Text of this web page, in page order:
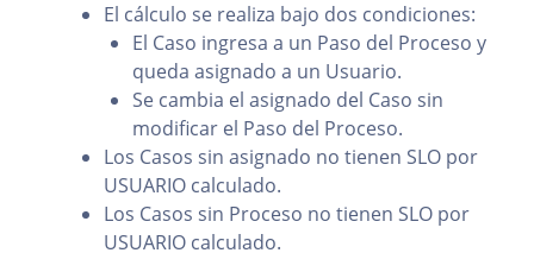
El cálculo se realiza bajo dos condiciones:
El Caso ingresa a un Paso del Proceso y
queda asignado a un Usuario.
Se cambia el asignado del Caso sin
modificar el Paso del Proceso.
Los Casos sin asignado no tienen SLO por
USUARIO calculado.
Los Casos sin Proceso no tienen SLO por
USUARIO calculado.